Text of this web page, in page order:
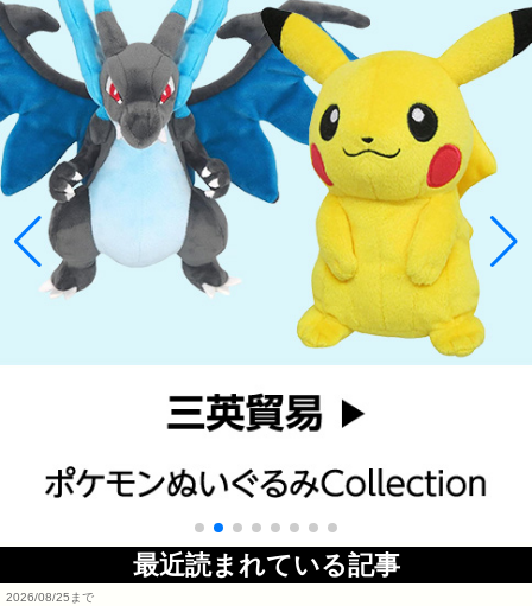
最近読まれている記事
2026/08/25まで